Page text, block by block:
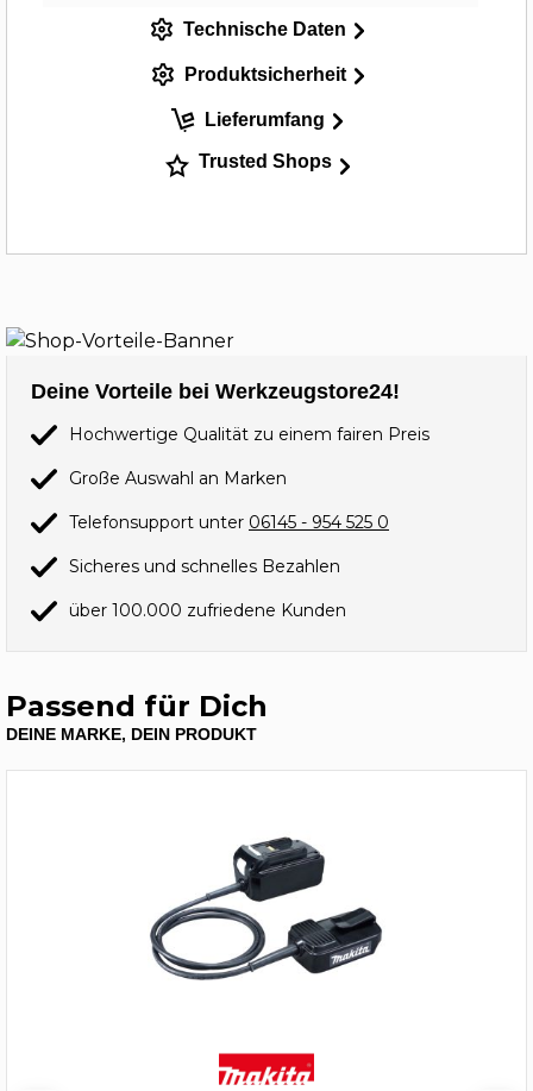
Technische Daten
Produktsicherheit
Lieferumfang
Trusted Shops
Deine Vorteile bei Werkzeugstore24!
Hochwertige Qualität zu einem fairen Preis
Große Auswahl an Marken
Telefonsupport unter 06145 - 954 525 0
Sicheres und schnelles Bezahlen
über 100.000 zufriedene Kunden
Passend für Dich
DEINE MARKE, DEIN PRODUKT